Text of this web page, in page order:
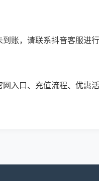
账，请联系抖音客服进行
入口、充值流程、优惠